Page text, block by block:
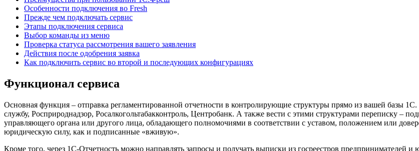
Особенности подключения во Fresh
Прежде чем подключать сервис
Этапы подключения сервиса
Выбор команды из меню
Проверка статуса рассмотрения вашего заявления
Действия после одобрения заявка
Как подключить сервис во второй и последующих конфигурациях
Функционал сервиса
Основная функция – отправка регламентированной отчетности в контролирующие структуры прямо из вашей
службу, Росприроднадзор, Росалкогольтабакконтроль, Центробанк. А также вести с этими структурами переписку –
управляющего органа или другого лица, обладающего полномочиями в соответствии с уставом, положением или
юридическую силу, как и подписанные «вживую».
Кроме того, через 1C-Отчетность можно направлять запросы и получать выписки из госреестров предпринимателей и